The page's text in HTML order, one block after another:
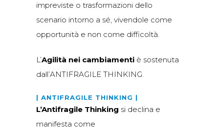
impreviste o trasformazioni dello
scenario intorno a sé, vivendole come
opportunità e non come difficoltà.
L’Agilità nei cambiamenti è sostenuta
dall’ANTIFRAGILE THINKING.
| ANTIFRAGILE THINKING |
L’Antifragile Thinking si declina e
manifesta come